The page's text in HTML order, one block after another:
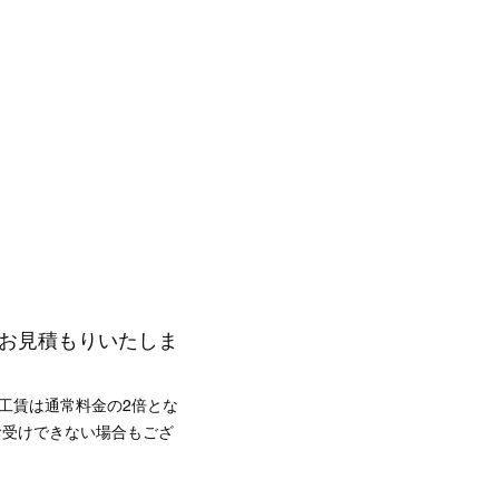
見積もりいたしま
賃は通常料金の2倍とな
けできない場合もござ